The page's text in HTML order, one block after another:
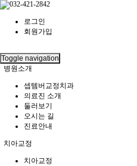
로그인
회원가입
Toggle navigation
병원소개
셉템버교정치과
의료진 소개
둘러보기
오시는 길
진료안내
치아교정
치아교정